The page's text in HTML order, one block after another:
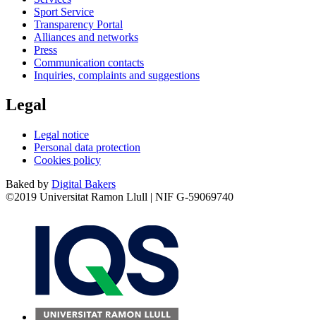
Sport Service
Transparency Portal
Alliances and networks
Press
Communication contacts
Inquiries, complaints and suggestions
Legal
Legal notice
Personal data protection
Cookies policy
Baked by Digital Bakers
©2019 Universitat Ramon Llull | NIF G-59069740